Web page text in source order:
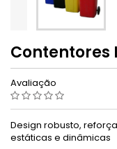
Contentores
Avaliação
Design robusto,
estáticas e dinâmicas